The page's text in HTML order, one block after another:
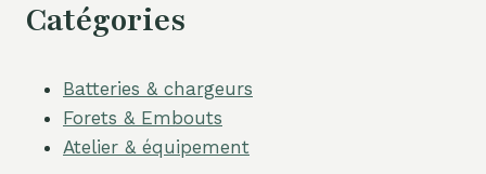
Catégories
Batteries & chargeurs
Forets & Embouts
Atelier & équipement